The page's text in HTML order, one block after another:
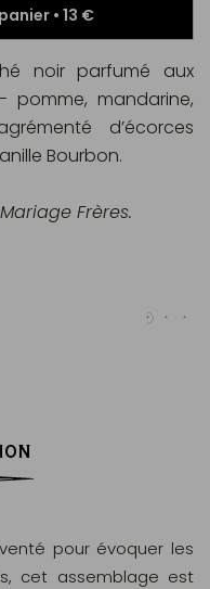
•13 €
noir parfumé aux
mandarine,
d’écorces
Bourbon.
Frères.
pour évoquer les
cet assemblage est